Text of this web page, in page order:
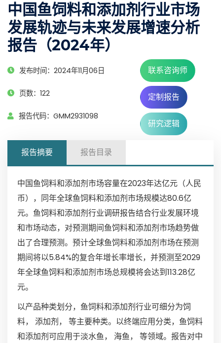
中国鱼饲料和添加剂行业市场
发展轨迹与未来发展增速分析
报告（2024年）
发布时间：2024年11月06日
页数：122
报告代码：GMM2931098
联系咨询师
定制报告
研究逻辑
报告摘要 报告目录
中国鱼饲料和添加剂市场容量在2023年达亿元（人民
币），同年全球鱼饲料和添加剂市场规模达80.6亿
元。鱼饲料和添加剂行业调研报告结合行业发展环境
和市场动态，对预测期间鱼饲料和添加剂市场趋势做
出了合理预测。预计全球鱼饲料和添加剂市场在预测
期间将以5.84%的复合年增长率增长，并预测至2029
年全球鱼饲料和添加剂市场总规模将会达到113.28亿
元。
以产品种类划分，鱼饲料和添加剂行业可细分为饲
料， 添加剂， 等主要种类。以终端应用分类，鱼饲料
和添加剂可应用于淡水鱼， 海鱼， 等领域。报告对中